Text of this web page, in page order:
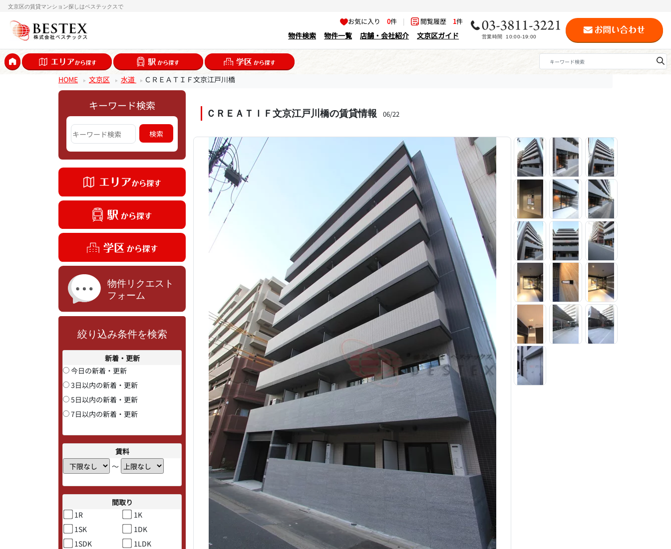
文京区の賃貸マンション探しはベステックスで
お気に入り0件 | 閲覧履歴 1件
物件検索 物件一覧 店舗・会社紹介 文京区ガイド
HOME 文京区 水道 ＣＲＥＡＴＩＦ文京江戸川橋
キーワード検索
絞り込み条件を検索
新着・更新
今日の新着・更新
3日以内の新着・更新
5日以内の新着・更新
7日以内の新着・更新
賃料
〜
間取り
1R
1K
1SK
1DK
1SDK
1LDK
ＣＲＥＡＴＩＦ文京江戸川橋の賃貸情報 06/22